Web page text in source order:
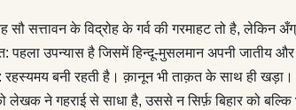
कितनी चालाकी से किया जा सकता है।</p>
में जीवन के कई मोड़ों से गुज़री रेशमा कलवारिन के
कथा बाँचता उपन्यास है। वह चाहे कभी
जिसके प्रेमी की उसका भाई ही अछूत होने के कारण
सौ सत्तावन के विद्रोह के गर्व की गरमाहट तो है,
पहला उपन्यास है जिसमें हिन्‍दू-मुसलमान अपनी
बनी रहती है। क़ानून भी ताक़त के साथ ही
लेखक ने गहराई से साधा है, उससे न सिर्फ़ बिहार को